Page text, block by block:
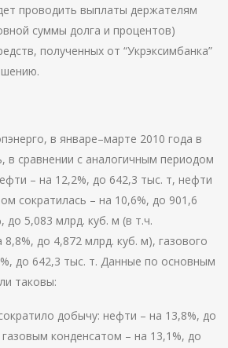
проводить выплаты держателям
суммы долга и процентов)
полученных от “Укрэксимбанка”
в январе–марте 2010 года в
в сравнении с аналогичным периодом
– на 12,2%, до 642,3 тыс. т, нефти
сократилась – на 10,6%, до 901,6
до 5,083 млрд. куб. м (в т.ч.
8,8%, до 4,872 млрд. куб. м), газового
до 642,3 тыс. т. Данные по основным
таковы:
добычу: нефти – на 13,8%, до
конденсатом – на 13,1%, до